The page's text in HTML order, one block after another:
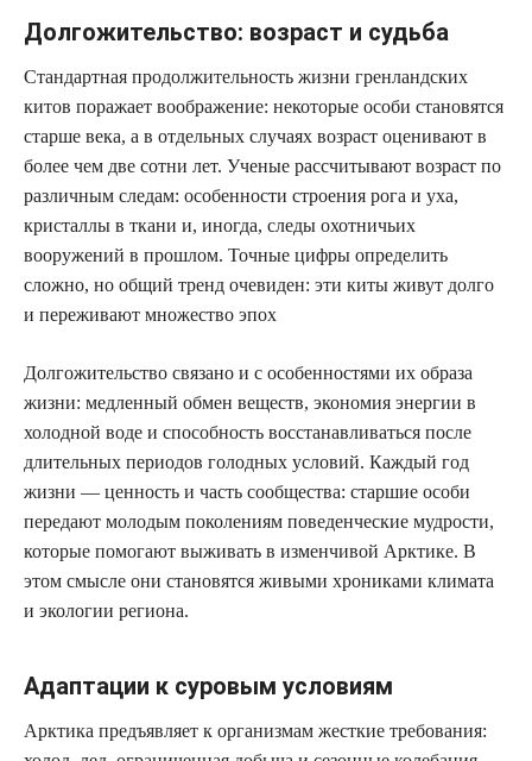
Долгожительство: возраст и судьба
Стандартная продолжительность жизни гренландских
китов поражает воображение: некоторые особи становятся
старше века, а в отдельных случаях возраст оценивают в
более чем две сотни лет. Ученые рассчитывают возраст по
различным следам: особенности строения рога и уха,
кристаллы в ткани и, иногда, следы охотничьих
вооружений в прошлом. Точные цифры определить
сложно, но общий тренд очевиден: эти киты живут долго
и переживают множество эпох
Долгожительство связано и с особенностями их образа
жизни: медленный обмен веществ, экономия энергии в
холодной воде и способность восстанавливаться после
длительных периодов голодных условий. Каждый год
жизни — ценность и часть сообщества: старшие особи
передают молодым поколениям поведенческие мудрости,
которые помогают выживать в изменчивой Арктике. В
этом смысле они становятся живыми хрониками климата
и экологии региона.
Адаптации к суровым условиям
Арктика предъявляет к организмам жесткие требования: